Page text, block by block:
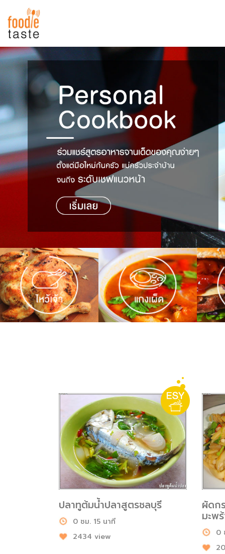
สูตรอาหาร
สูตรอาหารล่าสุด
Top Foodie
พาไปชิม
สารพันก้นครัว
เคล็ดลับน่ารู้
เปรียบเทียบหน่วยการตวง
เปรียบเทียบอุณหภูมิ
เปรียบเทียบน้ำหนักวัตถุดิบ
ชั่งตวงเนย
FoodPedia
สร้าง Cookbook
ปลาทูต้มน้ำปลาสูตรชลบุรี
0 ชม. 15 นาที
2434 view
ผัดก
มะพ
0